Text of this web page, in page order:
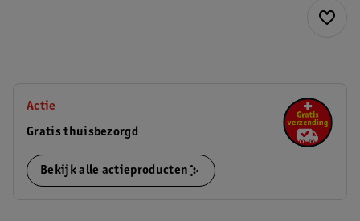
Actie
Gratis thuisbezorgd
Bekijk alle actieproducten